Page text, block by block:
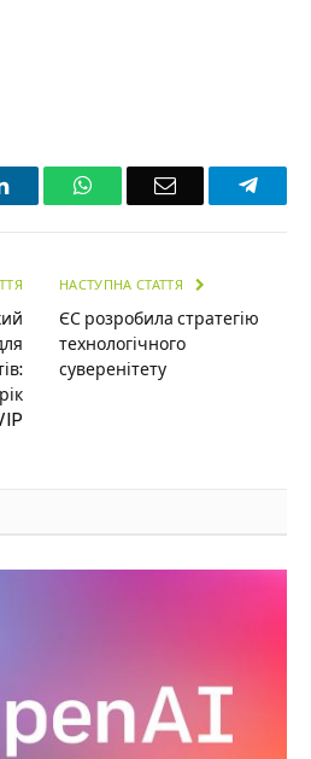
LinkedInWhatsAppEmail
НАСТУПНА СТАТТЯ
ЄС розробила стратегію
технологічного
суверенітету